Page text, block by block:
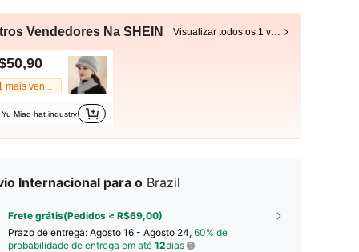
Vendedores Na SHEIN Visualizar todos os 1 vendedores
Yu Miao hat industry
Internacional para o Brazil
Frete grátis(Pedidos ≥ R$69,00)
Prazo de entrega: Agosto 16 - Agosto 24, 60% de
probabilidade de entrega em até 12dias